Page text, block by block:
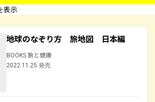
表示
地球のなぞり方 旅地図 日本編
BOOKS 旅と健康
2022.11.25 発売